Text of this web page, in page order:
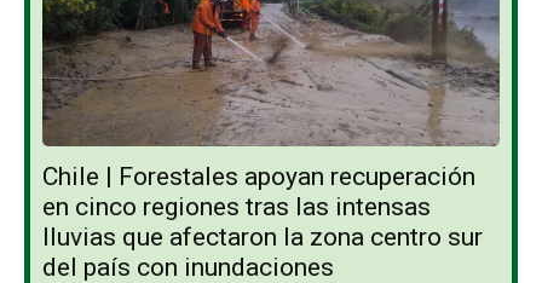
Chile | Forestales apoyan recuperación
en cinco regiones tras las intensas
lluvias que afectaron la zona centro sur
del país con inundaciones